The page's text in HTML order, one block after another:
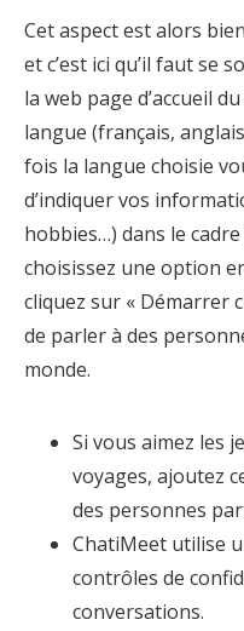
Cet aspect est alors
et c’est ici qu’il faut se
la web page d’accueil
langue (français,
fois la langue choisie
d’indiquer vos
hobbies…) dans le
choisissez une option
cliquez sur « Démarrer
de parler à des
monde.
Si vous aimez les
voyages, ajoutez
des personnes
ChatiMeet utilise
contrôles de
conversations.